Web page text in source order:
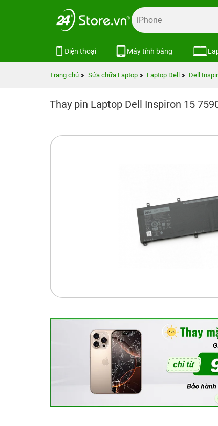
Điện thoại Máy tính bảng
Trang chủ Sửa chữa Laptop Laptop Dell Dell
Thay pin Laptop Dell Inspiron 15